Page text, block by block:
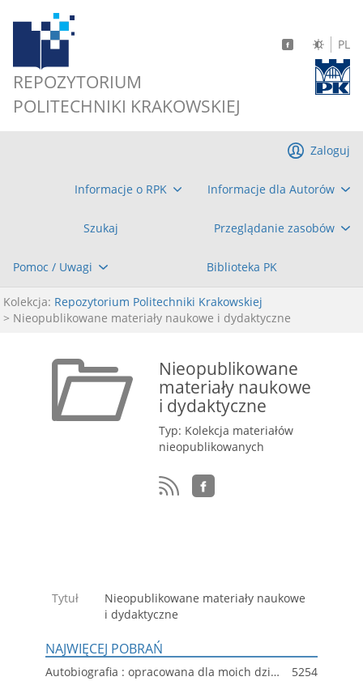
REPOZYTORIUM
POLITECHNIKI KRAKOWSKIEJ
PL
Informacje o RPK Informacje dla Autorów
Szukaj Przeglądanie zasobów
Pomoc / Uwagi Biblioteka PK
Zaloguj
Kolekcja: Repozytorium Politechniki Krakowskiej
> Nieopublikowane materiały naukowe i dydaktyczne
Nieopublikowane
materiały naukowe
i dydaktyczne
Typ: Kolekcja materiałów
nieopublikowanych
Tytuł
Nieopublikowane materiały naukowe
i dydaktyczne
NAJWIĘCEJ POBRAŃ
Autobiografia : opracowana dla moich dzieci, wnuków i prawnuków
5254